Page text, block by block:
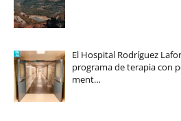
El Hospital Rodríguez
programa de terapia con
ment…